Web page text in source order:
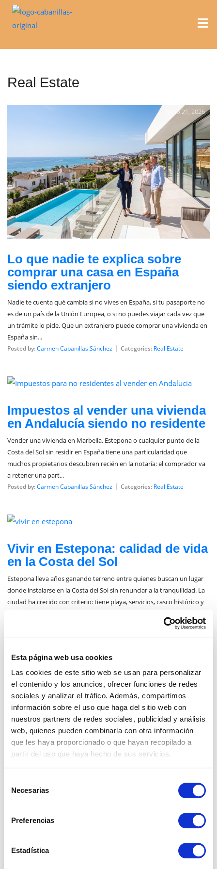
Esta página web usa cookies
Las cookies de este sitio web se usan para personalizar
el contenido y los anuncios, ofrecer funciones de redes
sociales y analizar el tráfico. Además, compartimos
información sobre el uso que haga del sitio web con
nuestros partners de redes sociales, publicidad y análisis
web, quienes pueden combinarla con otra información
que les haya proporcionado o que hayan recopilado a
partir del uso que haya hecho de sus servicios.
Necesarias
Preferencias
Estadística
Real Estate
julio 21, 2026
Lo que nadie te explica sobre
comprar una casa en España
siendo extranjero
Nadie te cuenta qué cambia si no vives en España, si tu pasaporte no
es de un país de la Unión Europea, o si no puedes viajar cada vez que
un trámite lo pide. Que un extranjero puede comprar una vivienda en
España sin...
Posted by:Carmen Cabanillas Sánchez Categories: Real Estate
julio 14, 2026
Impuestos al vender una vivienda
en Andalucía siendo no residente
Vender una vivienda en Marbella, Estepona o cualquier punto de la
Costa del Sol sin residir en España tiene una particularidad que
muchos propietarios descubren recién en la notaría: el comprador va
a retener una part...
Posted by:Carmen Cabanillas Sánchez Categories: Real Estate
Vivir en Estepona: calidad de vida
en la Costa del Sol
Estepona lleva años ganando terreno entre quienes buscan un lugar
donde instalarse en la Costa del Sol sin renunciar a la tranquilidad. La
ciudad ha crecido con criterio: tiene playa, servicios, casco histórico y
Real Estate
¿Puede un propietario entrar en
una vivienda alquilada?
Tener las llaves de un piso y ser su propietario no otorga el derecho de
entrar cuando se quiera. Desde el momento en que se firma un
contrato de arrendamiento, la vivienda pasa a ser el domicilio del
inquilino, y ese...
junio 9, 2026
Impuestos al vender una vivienda
Vender una vivienda en España siendo no residente tiene un coste